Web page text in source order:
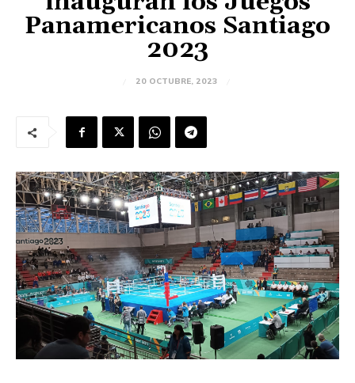
Panamericanos Santiago
2023
20 OCTUBRE, 2023